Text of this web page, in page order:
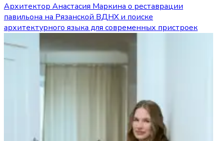
Архитектор Анастасия Маркина о реставрации
павильона на Рязанской ВДНХ и поиске
архитектурного языка для современных пристроек